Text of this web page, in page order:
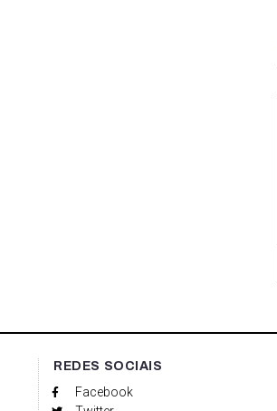
REDES SOCIAIS
Facebook